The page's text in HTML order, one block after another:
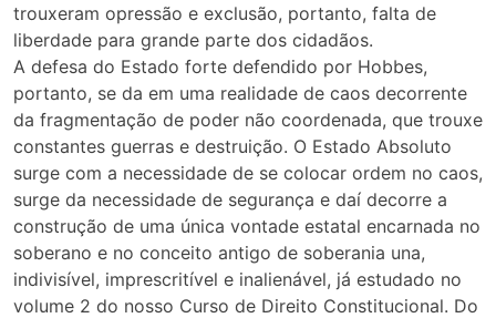
trouxeram opressão e exclusão, portanto, falta de
liberdade para grande parte dos cidadãos.
A defesa do Estado forte defendido por Hobbes,
portanto, se da em uma realidade de caos decorrente
da fragmentação de poder não coordenada, que trouxe
constantes guerras e destruição. O Estado Absoluto
surge com a necessidade de se colocar ordem no caos,
surge da necessidade de segurança e daí decorre a
construção de uma única vontade estatal encarnada no
soberano e no conceito antigo de soberania una,
indivisível, imprescritível e inalienável, já estudado no
volume 2 do nosso Curso de Direito Constitucional. Do